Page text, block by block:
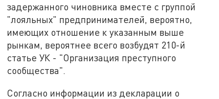
задержанного чиновника вместе с группой
"лояльных" предпринимателей, вероятно,
имеющих отношение к указанным выше
рынкам, вероятнее всего возбудят 210-й
статье УК - "Организация преступного
сообщества".
Согласно информации из декларации о